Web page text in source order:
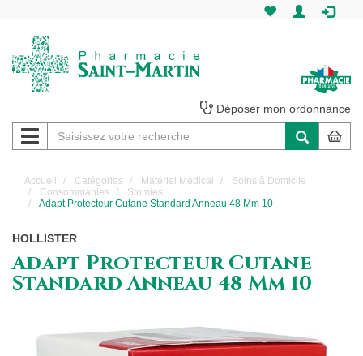
Martin
Pharmacie
Saint-
Martin
Déposer mon ordonnance
Navigation
Accueil Catégories Matériel Médical
Soins à Domicile
Consommables
Stomies
Adapt Protecteur Cutane Standard Anneau 48 Mm 10
HOLLISTER
Adapt Protecteur Cutane
Standard Anneau 48 Mm 10